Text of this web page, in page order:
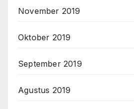
November 2019
Oktober 2019
September 2019
Agustus 2019